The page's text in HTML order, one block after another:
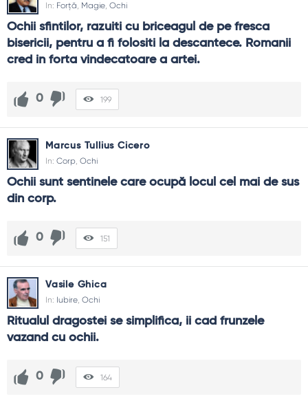
In: Forță, Magie, Ochi
Ochii sfintilor, razuiti cu briceagul de pe fresca
bisericii, pentru a fi folositi la descantece. Romanii
cred in forta vindecatoare a artei.
0 199
Marcus Tullius Cicero
In: Corp, Ochi
Ochii sunt sentinele care ocupă locul cel mai de sus
din corp.
0 151
Vasile Ghica
In: Iubire, Ochi
Ritualul dragostei se simplifica, ii cad frunzele
vazand cu ochii.
0 164